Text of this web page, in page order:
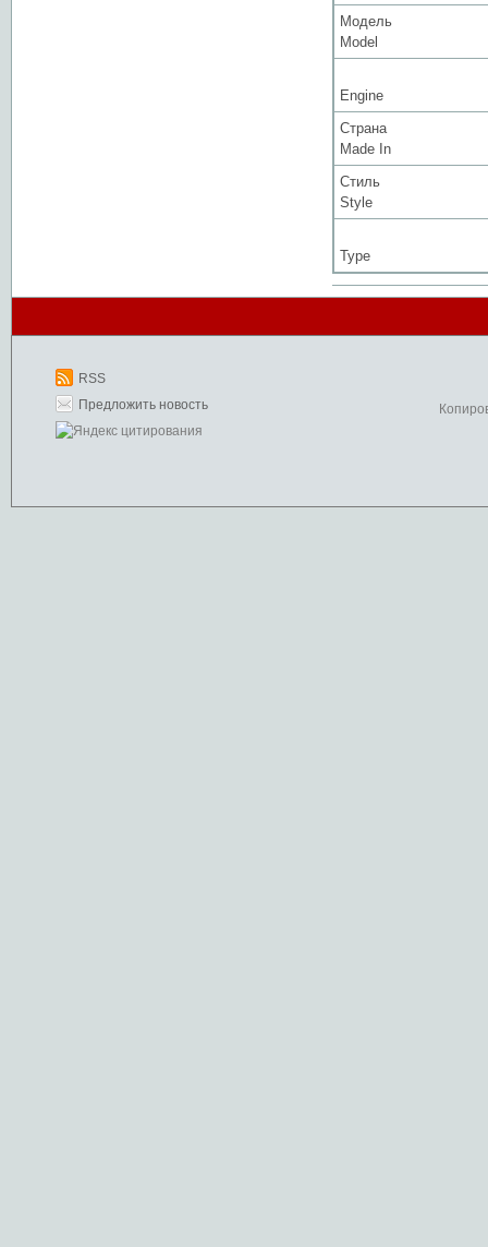
Модель
Model
Engine
Страна
Made In
Стиль
Style
Type
RSS
Предложить новость